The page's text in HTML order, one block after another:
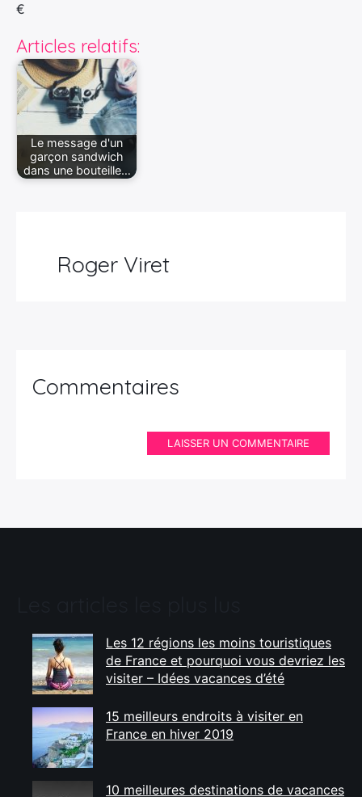
€
Articles relatifs:
Le message d'un
garçon sandwich
dans une bouteille…
Roger Viret
Commentaires
LAISSER UN COMMENTAIRE
Les 12 régions les moins touristiques
de France et pourquoi vous devriez les
visiter – Idées vacances d’été
15 meilleurs endroits à visiter en
France en hiver 2019
10 meilleures destinations de vacances